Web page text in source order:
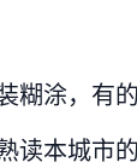
涂，有的
本城市的